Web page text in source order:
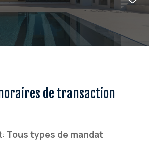
de transaction
Tous types de mandat